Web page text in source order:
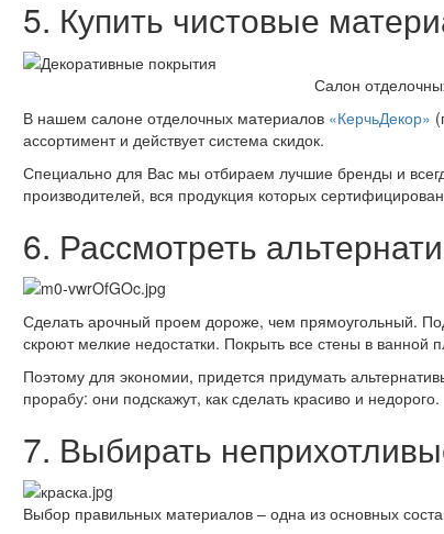
5. Купить чистовые
Салон
В нашем салоне отделочных материалов«КерчьДекор»
ассортимент и действует система скидок.
Специально для Вас мы отбираем лучшие бренды и
производителей, вся продукция которых
6. Рассмотреть
Сделать арочный проем дороже, чем прямоугольный.
скроют мелкие недостатки. Покрыть все стены в ванной
Поэтому для экономии, придется придумать
прорабу: они подскажут, как сделать красиво и недорого.
7. Выбирать
Выбор правильных материалов – одна из основных